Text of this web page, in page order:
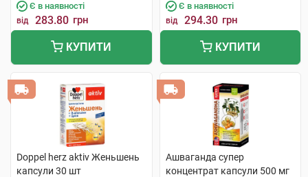
Є в наявності
від 283.80 грн
КУПИТИ
Є в наявності
від 294.30 грн
КУПИТИ
Doppel herz aktiv Женьшень
капсули 30 шт
Ашваганда супер
концентрат капсули 500 мг